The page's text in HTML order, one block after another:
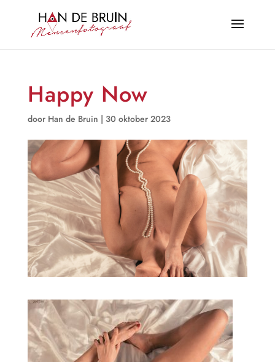
Happy Now
door Han de Bruin | 30 oktober 2023